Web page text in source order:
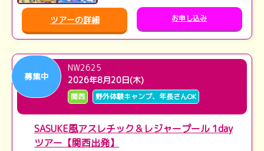
ツアーの詳細 お申し込み
募集中
NW2625
2026年8月20日(木)
関西 野外体験キャンプ、年長さんOK
SASUKE風アスレチック＆レジャープール 1day
ツアー【関西出発】